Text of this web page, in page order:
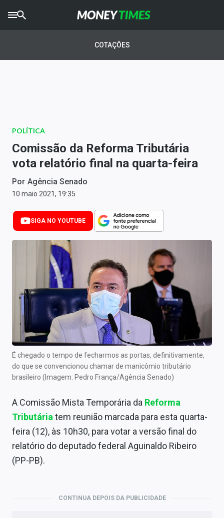
AGROTIMES
Newsletters
Money Trader
Anuncie
Últimas Notícias
Newsletters
Comprar ou vender?
Carteiras Recomendadas
Central de Dividendos
Central de Fundos Imobiliários
Central dos IPOs
Finanças Pessoais
Mercados
Economia
COTAÇÕES
POLÍTICA
Comissão da Reforma Tributária
vota relatório final na quarta-feira
Por Agência Senado
10 maio 2021, 19:35
SIGA NO YOUTUBE
É chegado o tempo de fecharmos as portas, definitivamente,
do que se convencionou chamar de manicômio tributário
brasileiro (Imagem: Pedro França/Agência Senado)
A Comissão Mista Temporária da Reforma
Tributáriatem reunião marcada para esta quarta-
feira (12), às 10h30, para votar a versão final do
relatório do deputado federal Aguinaldo Ribeiro
(PP-PB).
CONTINUA DEPOIS DA PUBLICIDADE